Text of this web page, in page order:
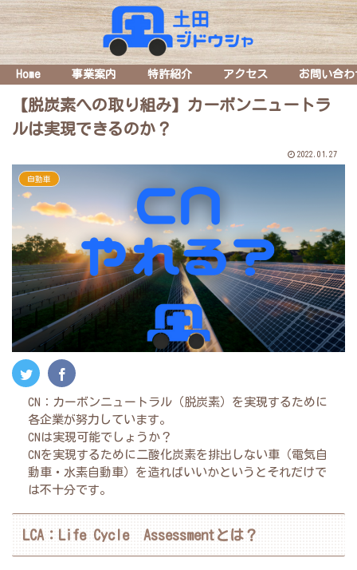
Home 事業案内 特許紹介 アクセス お問い合わ
【脱炭素への取り組み】カーボンニュートラ
ルは実現できるのか？
2022.01.27
自動車
CN：カーボンニュートラル（脱炭素）を実現するために
各企業が努力しています。
CNは実現可能でしょうか？
CNを実現するために二酸化炭素を排出しない車（電気自
動車・水素自動車）を造ればいいかというとそれだけで
は不十分です。
LCA：Life Cycle Assessmentとは？